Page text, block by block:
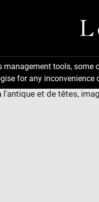
management tools,
for any